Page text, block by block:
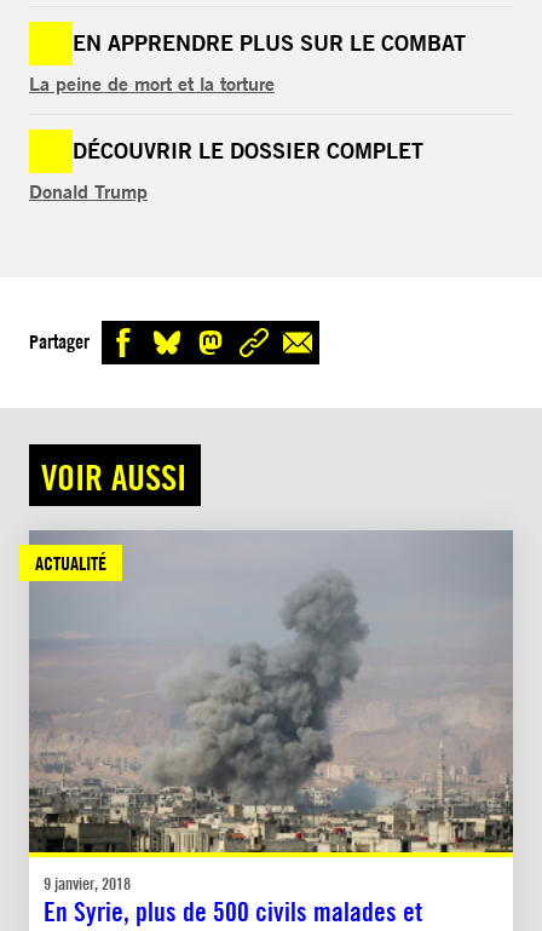
EN APPRENDRE PLUS SUR LE COMBAT
La peine de mort et la torture
DÉCOUVRIR LE DOSSIER COMPLET
Donald Trump
Partager
VOIR AUSSI
ACTUALITÉ
9 janvier, 2018
En Syrie, plus de 500 civils malades et